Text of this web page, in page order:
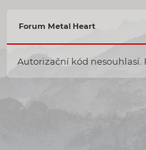
Forum Metal Heart
Autorizační kód nesouhlasí.